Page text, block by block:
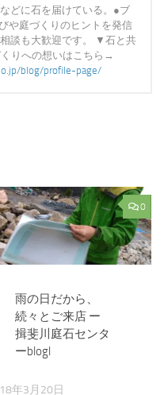
どに石を届けている。●ブ
や庭づくりのヒントを発信
談も大歓迎です。 ▼石と共
りへの想いはこちら→
blog/profile-page/
0
雨の日だから、
続々とご来店 ー
揖斐川庭石センタ
ーblogl
年3月20日